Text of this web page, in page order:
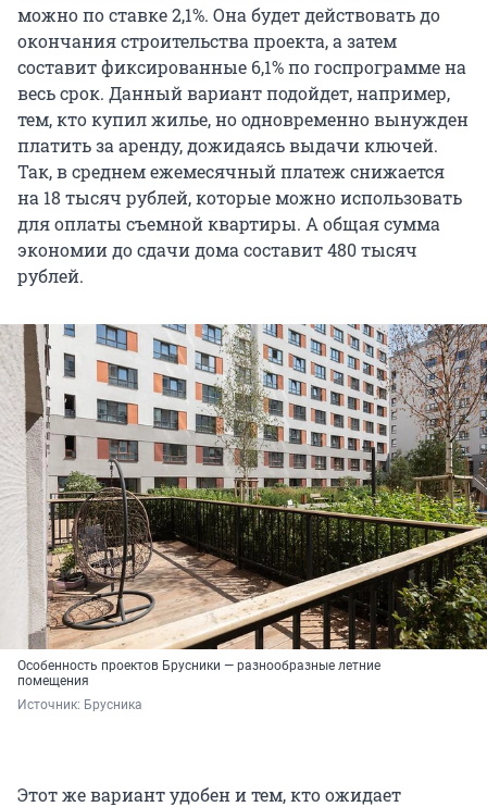
можно по ставке 2,1%. Она будет действовать до
окончания строительства проекта, а затем
составит фиксированные 6,1% по госпрограмме на
весь срок. Данный вариант подойдет, например,
тем, кто купил жилье, но одновременно вынужден
платить за аренду, дожидаясь выдачи ключей.
Так, в среднем ежемесячный платеж снижается
на 18 тысяч рублей, которые можно использовать
для оплаты съемной квартиры. А общая сумма
экономии до сдачи дома составит 480 тысяч
рублей.
Особенность проектов Брусники — разнообразные летние
помещения
Источник: Брусника
Этот же вариант удобен и тем, кто ожидает